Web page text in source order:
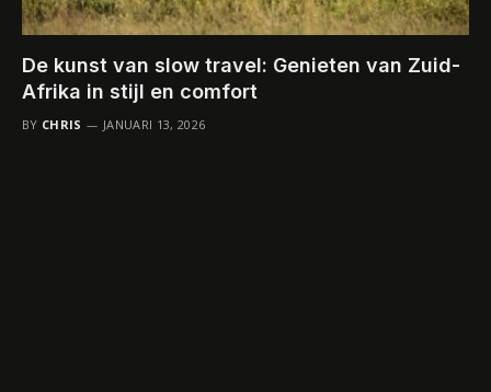
De kunst van slow travel: Genieten van Zuid-
Afrika in stijl en comfort
BY CHRIS JANUARI 13, 2026